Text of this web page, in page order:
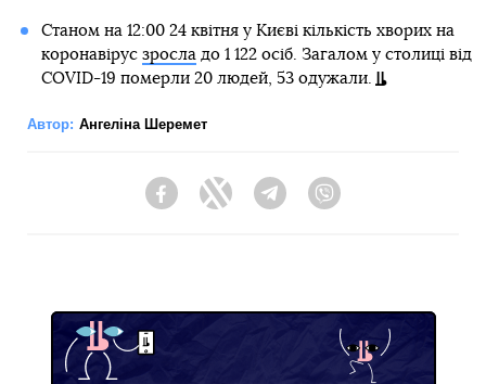
Станом на 12:00 24 квітня у Києві кількість хворих на
коронавірус зросладо 1 122 осіб. Загалом у столиці від
COVID-19 померли 20 людей, 53 одужали.
Автор: Ангеліна Шеремет
FacebookTwitter Telegram